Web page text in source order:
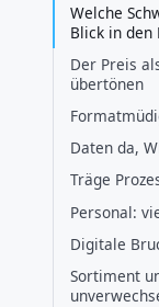
Welche
Blick in den
Der Preis
übertönen
Daten da,
Träge
Personal:
Digitale
Sortiment